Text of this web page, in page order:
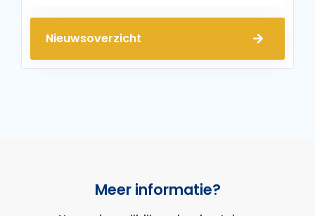
Nieuwsoverzicht
Meer informatie?